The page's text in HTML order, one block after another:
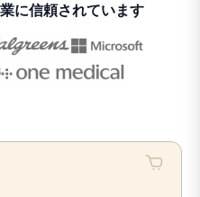
に信頼されています